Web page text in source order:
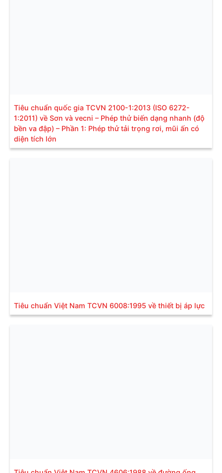
Tiêu chuẩn quốc gia TCVN 2100-1:2013 (ISO 6272-
1:2011) về Sơn và vecni – Phép thử biến dạng nhanh (độ
bền va đập) – Phần 1: Phép thử tải trọng rơi, mũi ấn có
diện tích lớn
Tiêu chuẩn Việt Nam TCVN 6008:1995 về thiết bị áp lực